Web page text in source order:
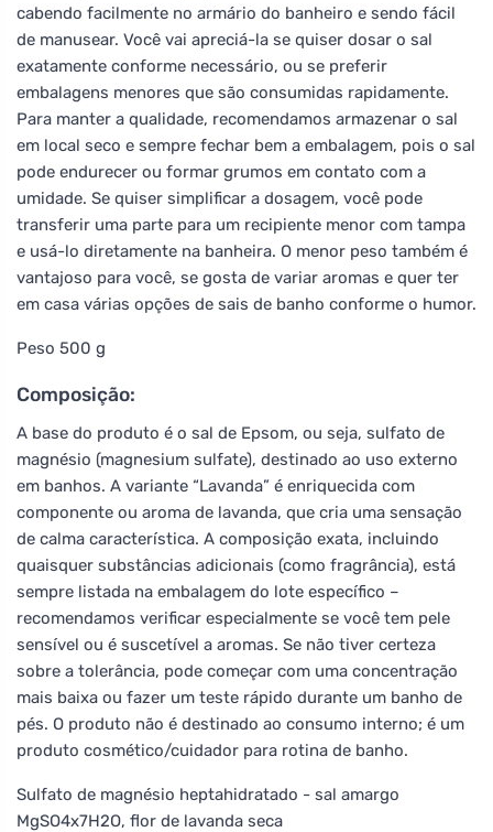
cabendo facilmente no armário do banheiro e sendo fácil
de manusear. Você vai apreciá-la se quiser dosar o sal
exatamente conforme necessário, ou se preferir
embalagens menores que são consumidas rapidamente.
Para manter a qualidade, recomendamos armazenar o sal
em local seco e sempre fechar bem a embalagem, pois o sal
pode endurecer ou formar grumos em contato com a
umidade. Se quiser simplificar a dosagem, você pode
transferir uma parte para um recipiente menor com tampa
e usá-lo diretamente na banheira. O menor peso também é
vantajoso para você, se gosta de variar aromas e quer ter
em casa várias opções de sais de banho conforme o humor.
Peso 500 g
Composição:
A base do produto é o sal de Epsom, ou seja, sulfato de
magnésio (magnesium sulfate), destinado ao uso externo
em banhos. A variante “Lavanda” é enriquecida com
componente ou aroma de lavanda, que cria uma sensação
de calma característica. A composição exata, incluindo
quaisquer substâncias adicionais (como fragrância), está
sempre listada na embalagem do lote específico –
recomendamos verificar especialmente se você tem pele
sensível ou é suscetível a aromas. Se não tiver certeza
sobre a tolerância, pode começar com uma concentração
mais baixa ou fazer um teste rápido durante um banho de
pés. O produto não é destinado ao consumo interno; é um
produto cosmético/cuidador para rotina de banho.
Sulfato de magnésio heptahidratado - sal amargo
MgSO4x7H2O, flor de lavanda seca